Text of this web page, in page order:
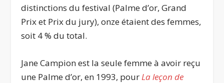
distinctions du festival (Palme d’or, Grand
Prix et Prix du jury), onze étaient des femmes,
soit 4 % du total.
Jane Campion est la seule femme à avoir reçu
une Palme d’or, en 1993, pourLa leçon de